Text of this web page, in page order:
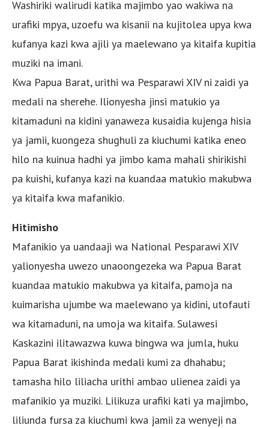
Washiriki walirudi katika majimbo yao wakiwa na
urafiki mpya, uzoefu wa kisanii na kujitolea upya kwa
kufanya kazi kwa ajili ya maelewano ya kitaifa kupitia
muziki na imani.
Kwa Papua Barat, urithi wa Pesparawi XIV ni zaidi ya
medali na sherehe. Ilionyesha jinsi matukio ya
kitamaduni na kidini yanaweza kusaidia kujenga hisia
ya jamii, kuongeza shughuli za kiuchumi katika eneo
hilo na kuinua hadhi ya jimbo kama mahali shirikishi
pa kuishi, kufanya kazi na kuandaa matukio makubwa
ya kitaifa kwa mafanikio.
Hitimisho
Mafanikio ya uandaaji wa National Pesparawi XIV
yalionyesha uwezo unaoongezeka wa Papua Barat
kuandaa matukio makubwa ya kitaifa, pamoja na
kuimarisha ujumbe wa maelewano ya kidini, utofauti
wa kitamaduni, na umoja wa kitaifa. Sulawesi
Kaskazini ilitawazwa kuwa bingwa wa jumla, huku
Papua Barat ikishinda medali kumi za dhahabu;
tamasha hilo liliacha urithi ambao ulienea zaidi ya
mafanikio ya muziki. Lilikuza urafiki kati ya majimbo,
liliunda fursa za kiuchumi kwa jamii za wenyeji na